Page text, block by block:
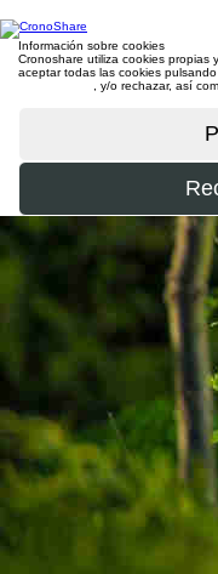
Información sobre cookies
Cronoshare utiliza cookies propias
aceptar todas las cookies
, y/o rechazar, así